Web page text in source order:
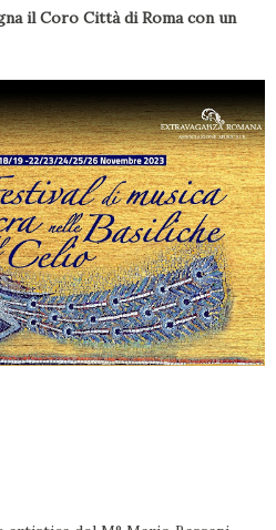
il Coro Città di Roma con un